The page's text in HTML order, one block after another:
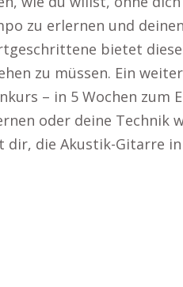
zu erlernen und
bietet
zu müssen. Ein
– in 5 Wochen zum
oder deine Technik
dir, die Akustik-Gitarre